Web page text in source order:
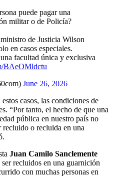
puede pagar una
militar o de Policía?
de Justicia Wilson
en casos especiales.
facultad única y exclusiva
BAeOMldctu
June 26, 2026
casos, las condiciones de
“Por tanto, el hecho de que una
pública en nuestro país no
o recluida en una
Juan Camilo Sanclemente
recluidos en una guarnición
con muchas personas en